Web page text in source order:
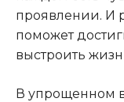
проявлении. И
поможет
выстроить
В упрощенном